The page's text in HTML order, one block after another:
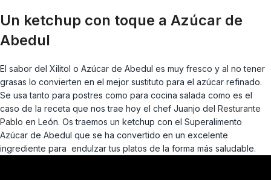
Un ketchup con toque a Azúcar de
Abedul
El sabor del Xilitol o Azúcar de Abedul es muy fresco y al no tener
grasas lo convierten en el mejor sustituto para el azúcar refinado.
Se usa tanto para postres como para cocina salada como es el
caso de la receta que nos trae hoy el chef Juanjo del Resturante
Pablo en León. Os traemos un ketchup con el Superalimento
Azúcar de Abedul que se ha convertido en un excelente
ingrediente para endulzar tus platos de la forma más saludable.